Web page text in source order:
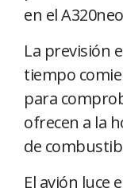
en el
La previsión
tiempo
para
ofrecen a la
de
El avión luce